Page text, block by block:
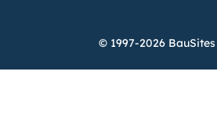
© 1997-2026